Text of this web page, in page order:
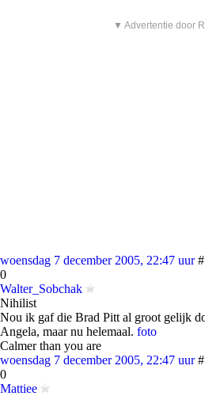
▼ Advertentie door
woensdag 7 december 2005, 22:47 uur
0
Walter_Sobchak
Nihilist
Nou ik gaf die Brad Pitt al groot gelijk
Angela, maar nu helemaal. foto
Calmer than you are
woensdag 7 december 2005, 22:47 uur
0
Mattiee